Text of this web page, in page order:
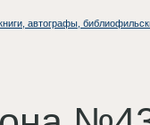
автографы,